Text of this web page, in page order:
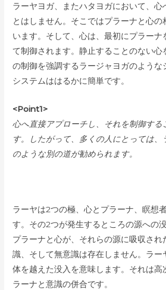
ラーヤヨガ、またハタヨガにおいて、心
とはしません。そこではプラーナと心の
います。そして、心は、最初にプラーナ
て制御されます。静止することのない
の制御を強調するラージャヨガのような
システムははるかに簡単です。
<Point1>
心へ直接アプローチし、それを制御する
す。したがって、多くの人にとっては
のような別の道が勧められます。
ラーヤは2つの極、心とプラーナ、瞑想
す。その2つが発生するところの源への
プラーナと心が、それらの源に吸収され
識、そして無意識は存在しません。ラー
体を越えた没入を意味します。それは高
ラーナと意識の併合です。